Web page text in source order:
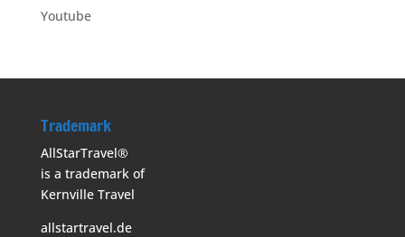
Youtube
Trademark
AllStarTravel®
is a trademark of
Kernville Travel
allstartravel.de